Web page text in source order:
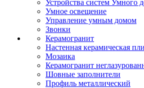
Устройства систем Умного
Умное освещение
Управление умным домом
Звонки
Керамогранит
Настенная керамическая
Мозаика
Керамогранит
Шовные заполнители
Профиль металлический